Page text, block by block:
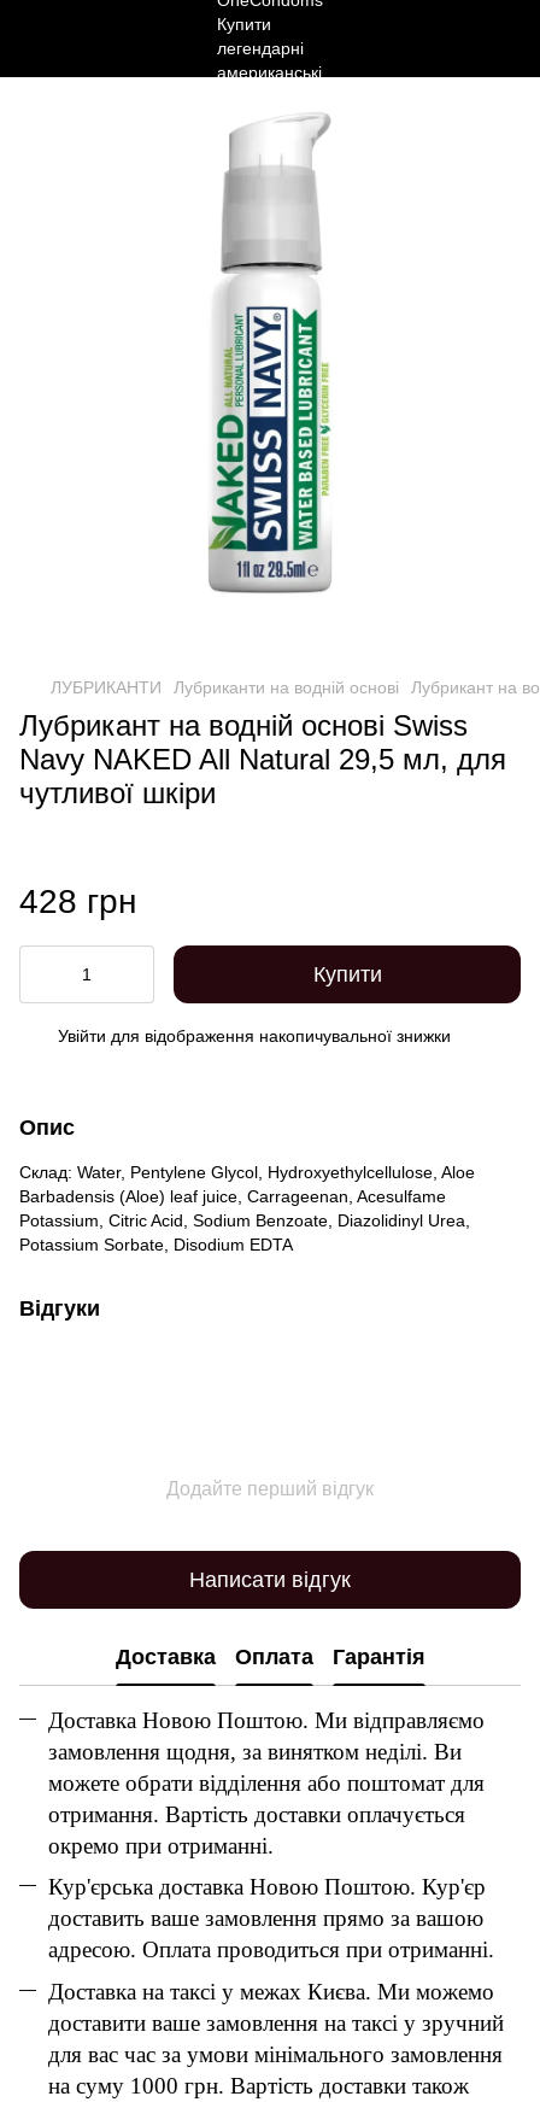
ЛУБРИКАНТИ Лубриканти на водній основі Лубрикант на
Лубрикант на водній основі Swiss
Navy NAKED All Natural 29,5 мл, для
чутливої ​​шкіри
428 грн
Купити
Увійти для відображення накопичувальної знижки
Опис
Склад: Water, Pentylene Glycol, Hydroxyethylcellulose, Aloe
Barbadensis (Aloe) leaf juice, Carrageenan, Acesulfame
Potassium, Citric Acid, Sodium Benzoate, Diazolidinyl Urea,
Potassium Sorbate, Disodium EDTA
Відгуки
Додайте перший відгук
Написати відгук
Доставка Оплата Гарантія
Доставка Новою Поштою. Ми відправляємо
замовлення щодня, за винятком неділі. Ви
можете обрати відділення або поштомат для
отримання. Вартість доставки оплачується
окремо при отриманні.
Кур'єрська доставка Новою Поштою. Кур'єр
доставить ваше замовлення прямо за вашою
адресою. Оплата проводиться при отриманні.
Доставка на таксі у межах Києва. Ми можемо
доставити ваше замовлення на таксі у зручний
для вас час за умови мінімального замовлення
на суму 1000 грн. Вартість доставки також